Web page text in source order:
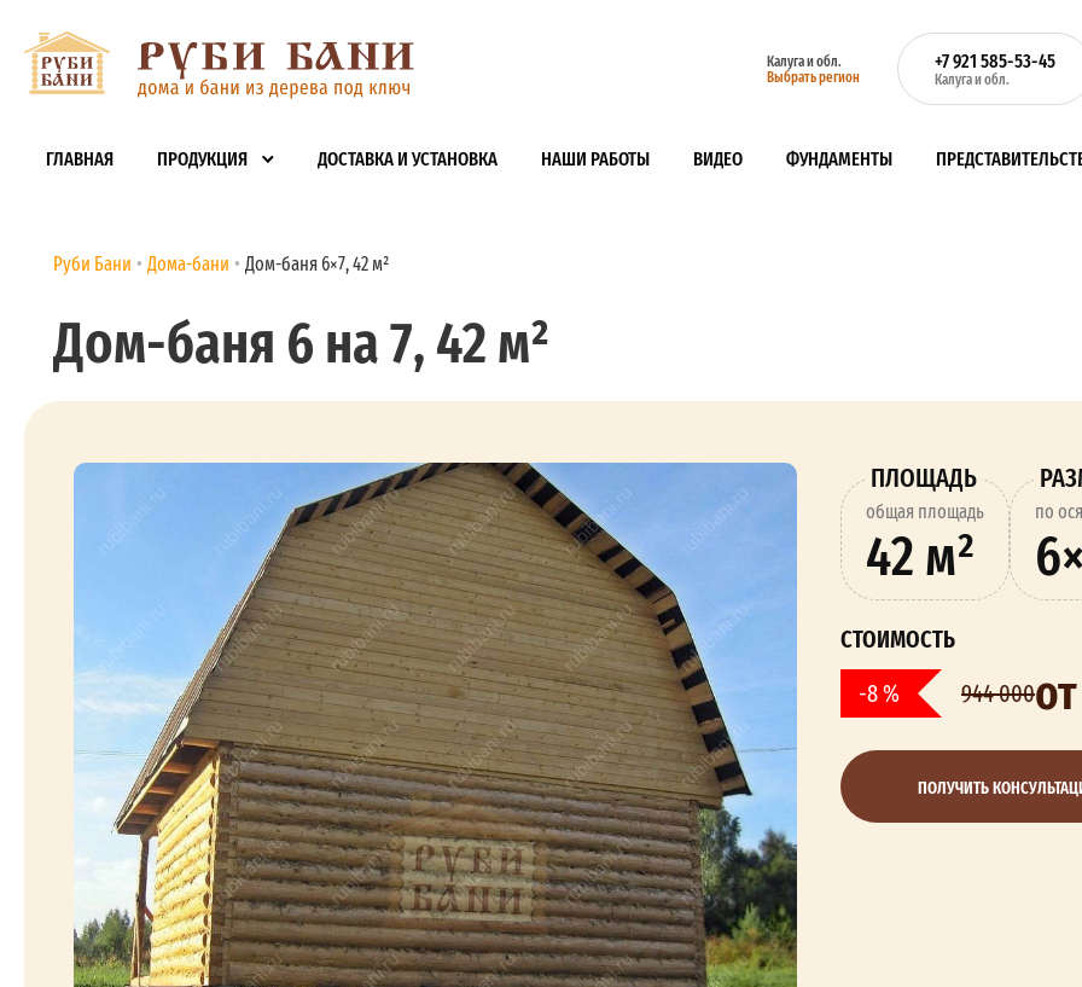
Калуга и обл.
Выбрать регион
+7 921 585-53-45
Калуга и обл.
ГЛАВНАЯ ПРОДУКЦИЯ ДОСТАВКА И УСТАНОВКА НАШИ РАБОТЫ ВИДЕО ФУНДАМЕНТЫ
Руби Бани Дома-бани Дом-баня 6×7, 42 м²
Дом-баня 6 на 7, 42 м²
ПЛОЩАДЬ
oбщая площадь
42 м² по
СТОИМОСТЬ
-8 % 944 000
ПОЛУЧИТЬ